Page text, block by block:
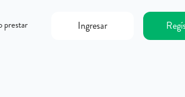
prestar Ingresar